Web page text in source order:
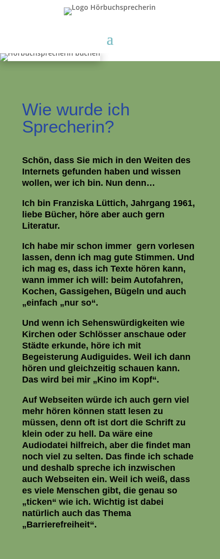
Wie wurde ich
Sprecherin?
Schön, dass Sie mich in den Weiten des
Internets gefunden haben und wissen
wollen, wer ich bin. Nun denn…
Ich bin Franziska Lüttich, Jahrgang 1961,
liebe Bücher, höre aber auch gern
Literatur.
Ich habe mir schon immer gern vorlesen
lassen, denn ich mag gute Stimmen. Und
ich mag es, dass ich Texte hören kann,
wann immer ich will: beim Autofahren,
Kochen, Gassigehen, Bügeln und auch
„einfach „nur so“.
Und wenn ich Sehenswürdigkeiten wie
Kirchen oder Schlösser anschaue oder
Städte erkunde, höre ich mit
Begeisterung Audiguides. Weil ich dann
hören und gleichzeitig schauen kann.
Das wird bei mir „Kino im Kopf“.
Auf Webseiten würde ich auch gern viel
mehr hören können statt lesen zu
müssen, denn oft ist dort die Schrift zu
klein oder zu hell. Da wäre eine
Audiodatei hilfreich, aber die findet man
noch viel zu selten. Das finde ich schade
und deshalb spreche ich inzwischen
auch Webseiten ein. Weil ich weiß, dass
es viele Menschen gibt, die genau so
„ticken“ wie ich. Wichtig ist dabei
natürlich auch das Thema
„Barrierefreiheit“.